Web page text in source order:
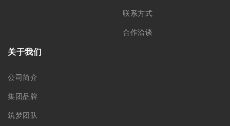
联系方式
合作洽谈
关于我们
公司简介
集团品牌
筑梦团队